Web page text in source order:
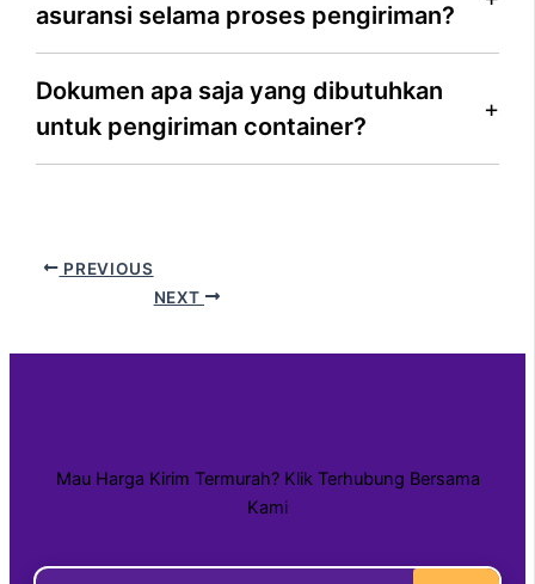
asuransi selama proses pengiriman?
Dokumen apa saja yang dibutuhkan
untuk pengiriman container?
PREVIOUS
NEXT
Mau Harga Kirim Termurah? Klik Terhubung Bersama
Kami